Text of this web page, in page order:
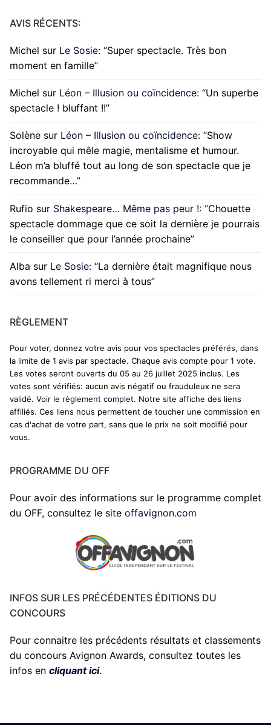
AVIS RÉCENTS:
Michel sur Le Sosie: “Super spectacle. Très bon
moment en famille”
Michel sur Léon – Illusion ou coïncidence: “Un superbe
spectacle ! bluffant !!”
Solène sur Léon – Illusion ou coïncidence: “Show
incroyable qui mêle magie, mentalisme et humour.
Léon m’a bluffé tout au long de son spectacle que je
recommande…”
Rufio sur Shakespeare… Même pas peur !: “Chouette
spectacle dommage que ce soit la dernière je pourrais
le conseiller que pour l’année prochaine”
Alba sur Le Sosie: “La dernière était magnifique nous
avons tellement ri merci à tous”
RÈGLEMENT
Pour voter, donnez votre avis pour vos spectacles préférés, dans
la limite de 1 avis par spectacle. Chaque avis compte pour 1 vote.
Les votes seront ouverts du 05 au 26 juillet 2025 inclus. Les
votes sont vérifiés: aucun avis négatif ou frauduleux ne sera
validé. Voir le règlement complet. Notre site affiche des liens
affiliés. Ces liens nous permettent de toucher une commission en
cas d'achat de votre part, sans que le prix ne soit modifié pour
vous.
PROGRAMME DU OFF
Pour avoir des informations sur le programme complet
du OFF, consultez le site offavignon.com
INFOS SUR LES PRÉCÉDENTES ÉDITIONS DU
CONCOURS
Pour connaitre les précédents résultats et classements
du concours Avignon Awards, consultez toutes les
infos en cliquant ici.